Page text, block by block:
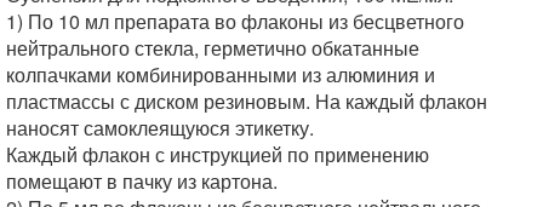
1) По 10 мл препарата во флаконы из бесцветного
нейтрального стекла, герметично обкатанные
колпачками комбинированными из алюминия и
пластмассы с диском резиновым. На каждый флакон
наносят самоклеящуюся этикетку.
Каждый флакон с инструкцией по применению
помещают в пачку из картона.